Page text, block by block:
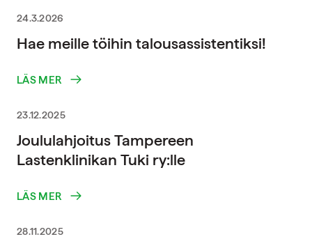
24.3.2026
Hae meille töihin talousassistentiksi!
LÄS MER
23.12.2025
Joululahjoitus Tampereen
Lastenklinikan Tuki ry:lle
LÄS MER
28.11.2025